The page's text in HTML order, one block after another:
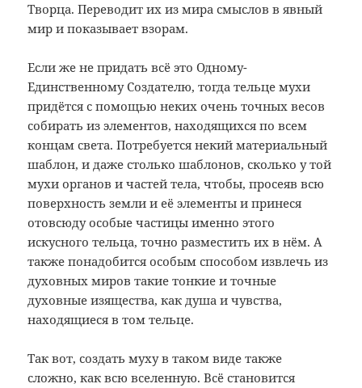
Творца. Переводит их из мира смыслов в явный
мир и показывает взорам.
Если же не придать всё это Одному-
Единственному Создателю, тогда тельце мухи
придётся с помощью неких очень точных весов
собирать из элементов, находящихся по всем
концам света. Потребуется некий материальный
шаблон, и даже столько шаблонов, сколько у той
мухи органов и частей тела, чтобы, просеяв всю
поверхность земли и её элементы и принеся
отовсюду особые частицы именно этого
искусного тельца, точно разместить их в нём. А
также понадобится особым способом извлечь из
духовных миров такие тонкие и точные
духовные изящества, как душа и чувства,
находящиеся в том тельце.
Так вот, создать муху в таком виде также
сложно, как всю вселенную. Всё становится